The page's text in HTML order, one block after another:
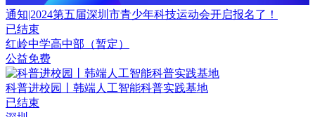
通知|2024第五届深圳市青少年科技运动会开启报名了！
已结束
红岭中学高中部（暂定）
公益免费
科普进校园丨韩端人工智能科普实践基地
已结束